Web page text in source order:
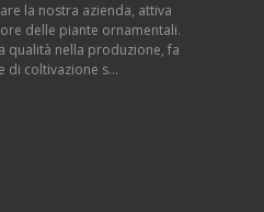
la nostra azienda, attiva
delle piante ornamentali.
qualità nella produzione, fa
di coltivazione s…